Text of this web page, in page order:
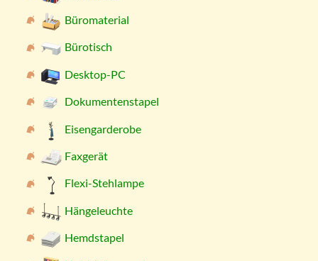
Büromaterial
Bürotisch
Desktop-PC
Dokumentenstapel
Eisengarderobe
Faxgerät
Flexi-Stehlampe
Hängeleuchte
Hemdstapel